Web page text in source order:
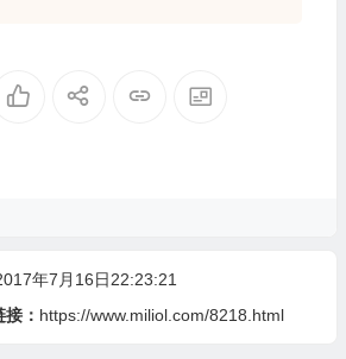
年7月16日22:23:21
： https://www.miliol.com/8218.html